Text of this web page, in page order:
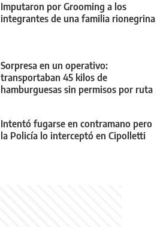
Imputaron por Grooming a los
integrantes de una familia rionegrina
Sorpresa en un operativo:
transportaban 45 kilos de
hamburguesas sin permisos por ruta
Intentó fugarse en contramano pero
la Policía lo interceptó en Cipolletti